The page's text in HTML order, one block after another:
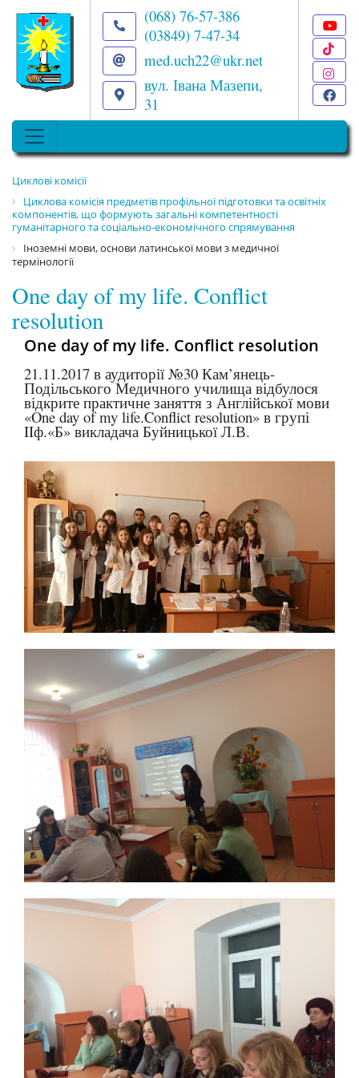
(068) 76-57-386
(03849) 7-47-34
med.uch22@ukr.net
вул. Івана Мазепи,
31
Циклові комісії
Циклова комісія предметів профільної підготовки та освітніх
компонентів, що формують загальні компетентності
гуманітарного та соціально-економічного спрямування
Іноземні мови, основи латинської мови з медичної
термінології
One day of my life. Conflict
resolution
One day of my life. Conflict resolution
21.11.2017 в аудиторії №30 Кам’янець-
Подільського Медичного училища відбулося
відкрите практичне заняття з Англійської мови
«One day of my life.Conflict resolution» в групі
IIф.«Б» викладача Буйницької Л.В.